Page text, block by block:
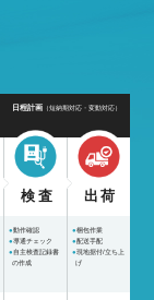
日程計画（短納期対応・変動対応）
検査
動作確認
導通チェック
自主検査記録書
の作成
出荷
梱包作業
配送手配
現地据付/立ち上
げ